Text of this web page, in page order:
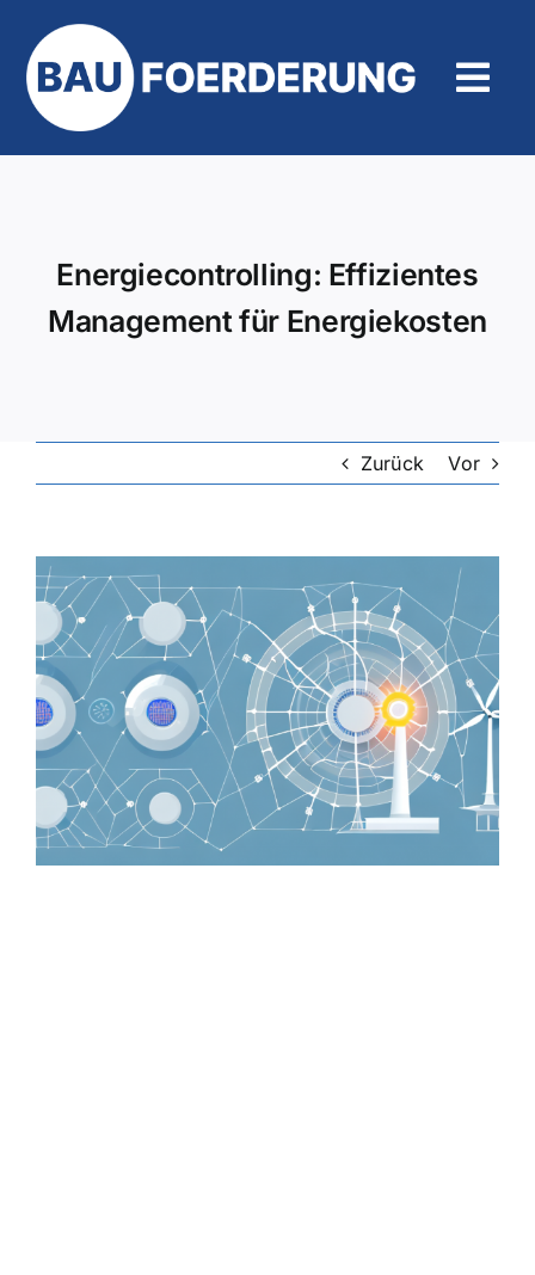
Inhalt
springen
Energiecontrolling: Effizientes
Management für Energiekosten
Zurück Vor
Zeige
grösseres
Bild